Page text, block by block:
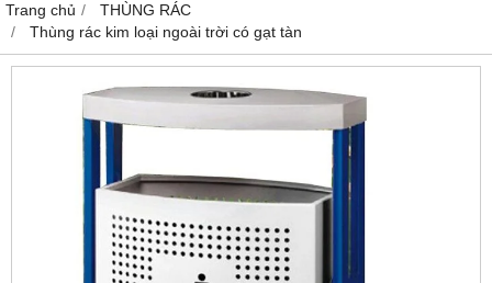
Trang chủ
THÙNG RÁC
Thùng rác kim loại ngoài trời có gạt tàn